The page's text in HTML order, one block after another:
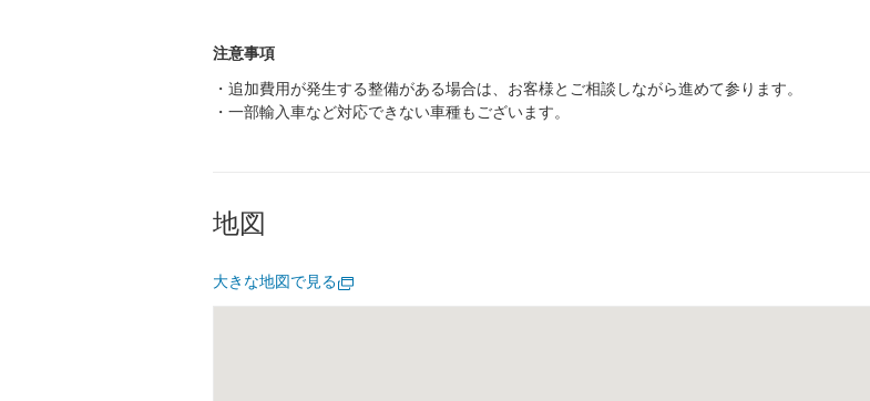
注意事項
・追加費用が発生する整備がある場合は、お客様とご相談しながら進めて参ります。
・一部輸入車など対応できない車種もございます。
地図
大きな地図で見る